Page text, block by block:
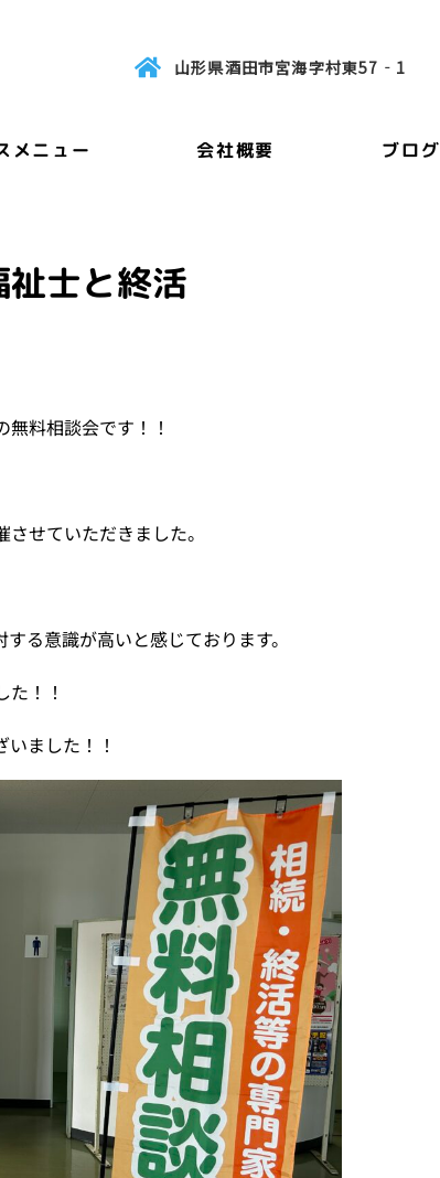
山形県酒田市宮海字村東57‐1
メニュー 会社概要 ブログ
士と終活
料相談会です！！
せていただきました。
る意識が高いと感じております。
！！
ました！！